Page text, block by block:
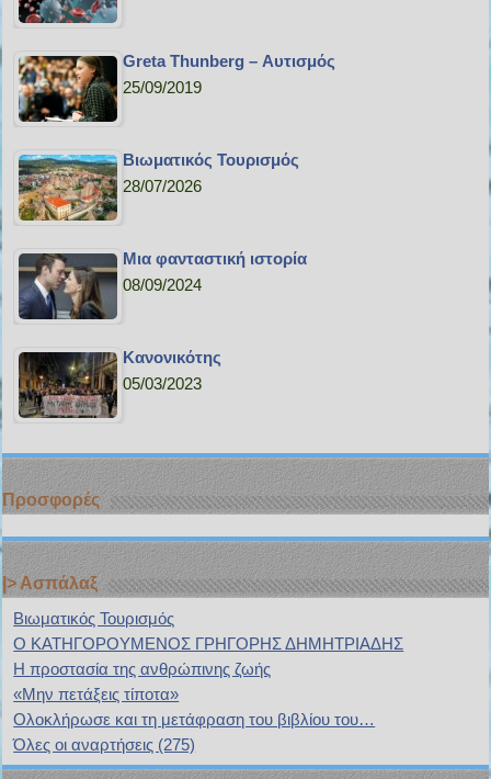
Greta Thunberg – Αυτισμός
25/09/2019
Bιωματικός Τουρισμός
28/07/2026
Μια φανταστική ιστορία
08/09/2024
Κανονικότης
05/03/2023
Προσφορές
|> Ασπάλαξ
Bιωματικός Τουρισμός
Ο ΚΑΤΗΓΟΡΟΥΜΕΝΟΣ ΓΡΗΓΟΡΗΣ ΔΗΜΗΤΡΙΑΔΗΣ
H προστασία της ανθρώπινης ζωής
«Μην πετάξεις τίποτα»
Ολοκλήρωσε και τη μετάφραση του βιβλίου του…
Όλες οι αναρτήσεις (275)